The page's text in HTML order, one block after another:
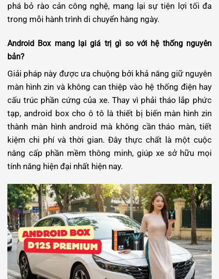
phá bỏ rào cản công nghệ, mang lại sự tiện lợi tối đa
trong mỗi hành trình di chuyển hàng ngày.
Android Box mang lại giá trị gì so với hệ thống nguyên
bản?
Giải pháp này được ưa chuộng bởi khả năng giữ nguyên
màn hình zin và không can thiệp vào hệ thống điện hay
cấu trúc phần cứng của xe. Thay vì phải tháo lắp phức
tạp, android box cho ô tô là thiết bị biến màn hình zin
thành màn hình android mà không cần tháo màn, tiết
kiệm chi phí và thời gian. Đây thực chất là một cuộc
nâng cấp phần mềm thông minh, giúp xe sở hữu mọi
tính năng hiện đại nhất hiện nay.